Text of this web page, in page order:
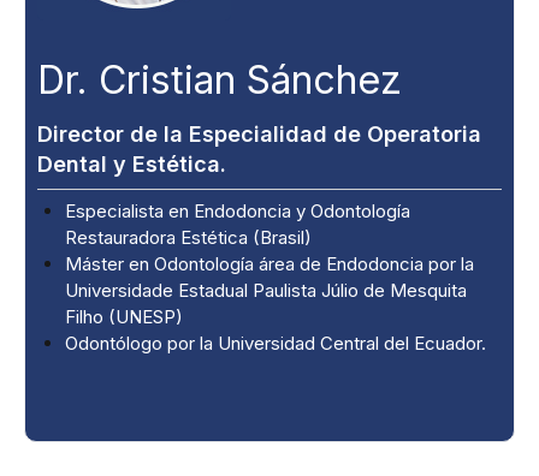
Dr. Cristian Sánchez
Director de la Especialidad de Operatoria
Dental y Estética.
Especialista en Endodoncia y Odontología
Restauradora Estética (Brasil)
Máster en Odontología área de Endodoncia por la
Universidade Estadual Paulista Júlio de Mesquita
Filho (UNESP)
Odontólogo por la Universidad Central del Ecuador.